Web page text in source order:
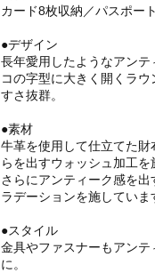
カード8枚収納／パスポー
●デザイン
長年愛用したようなアンテ
コの字型に大きく開くラ
すさ抜群。
●素材
牛革を使用して仕立てた
らを出すウォッシュ加工を
さらにアンティーク感を
ラデーションを施していま
●スタイル
金具やファスナーもアン
に。